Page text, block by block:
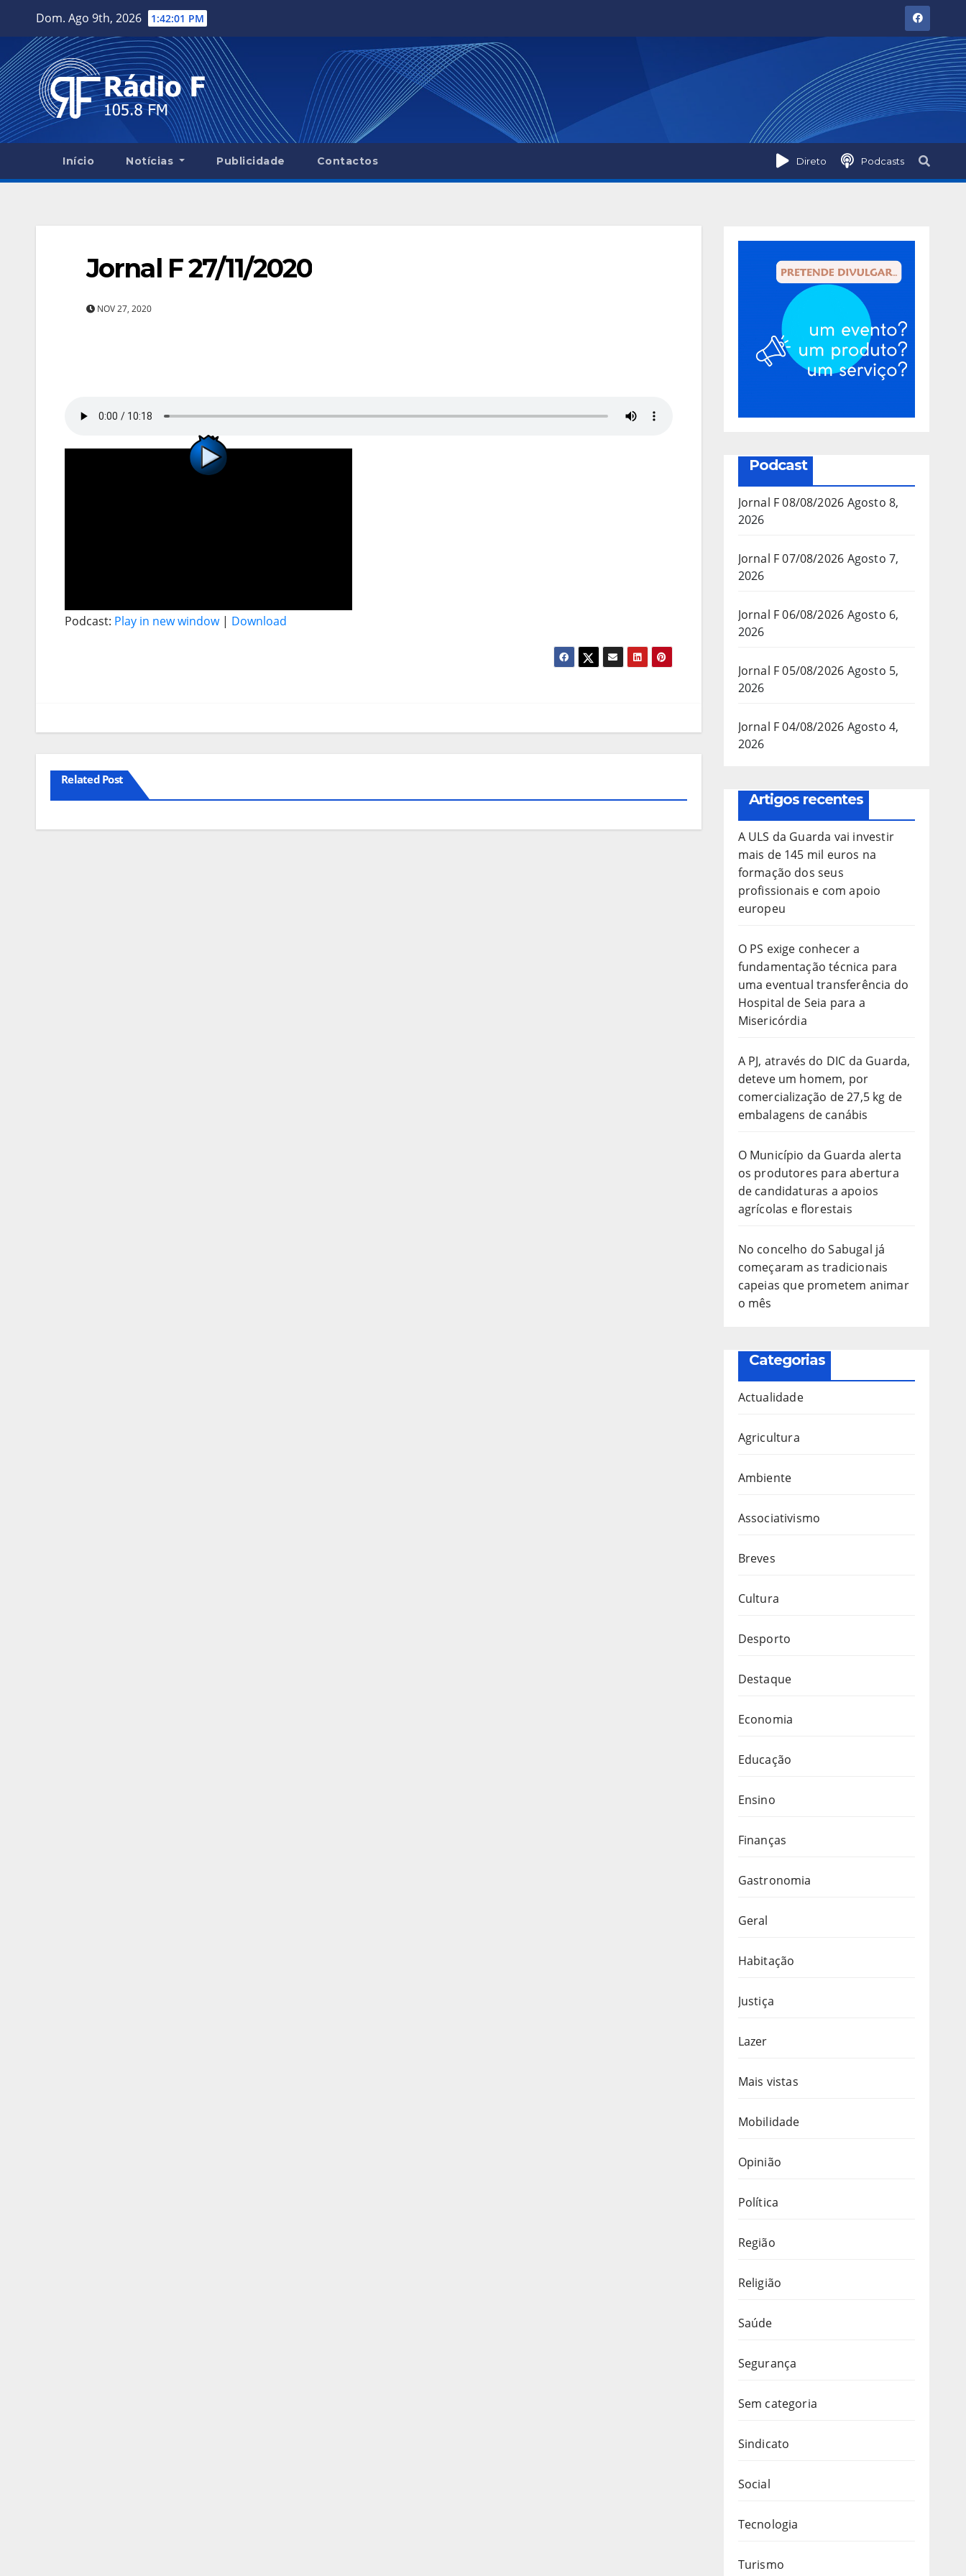
content
Dom. Ago 9th, 2026 1:42:02 PM
Direto Podcasts
Início Notícias Publicidade Contactos
Jornal F 27/11/2020
NOV 27, 2020
Podcast: Play in new window| Download
Related Post
Podcast
Jornal F 08/08/2026 Agosto 8,
2026
Jornal F 07/08/2026 Agosto 7,
2026
Jornal F 06/08/2026 Agosto 6,
2026
Jornal F 05/08/2026 Agosto 5,
2026
Jornal F 04/08/2026 Agosto 4,
2026
Artigos recentes
A ULS da Guarda vai investir
mais de 145 mil euros na
formação dos seus
profissionais e com apoio
europeu
O PS exige conhecer a
fundamentação técnica para
uma eventual transferência do
Hospital de Seia para a
Misericórdia
A PJ, através do DIC da Guarda,
deteve um homem, por
comercialização de 27,5 kg de
embalagens de canábis
O Município da Guarda alerta
os produtores para abertura
de candidaturas a apoios
agrícolas e florestais
No concelho do Sabugal já
começaram as tradicionais
capeias que prometem animar
o mês
Categorias
Actualidade
Agricultura
Ambiente
Associativismo
Breves
Cultura
Desporto
Destaque
Economia
Educação
Ensino
Finanças
Gastronomia
Geral
Habitação
Justiça
Lazer
Mais vistas
Mobilidade
Opinião
Política
Região
Religião
Saúde
Segurança
Sem categoria
Sindicato
Social
Tecnologia
Turismo